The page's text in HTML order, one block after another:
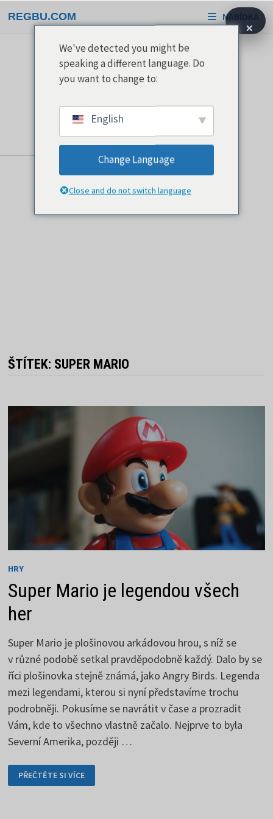
na
REGBU.COM NABÍDKA
ŠTÍTEK: SUPER MARIO
HRY
Super Mario je legendou všech
her
Super Mario je plošinovou arkádovou hrou, s níž se
v různé podobě setkal pravděpodobně každý. Dalo by se
říci plošinovka stejně známá, jako Angry Birds. Legenda
mezi legendami, kterou si nyní představíme trochu
podrobněji. Pokusíme se navrátit v čase a prozradit
Vám, kde to všechno vlastně začalo. Nejprve to byla
Severní Amerika, později …
SUPER
MARIO
JE
PŘEČTĚTE SI VÍCE
×
We've detected you might be
speaking a different language. Do
you want to change to:
English
Change Language
Close and do not switch language